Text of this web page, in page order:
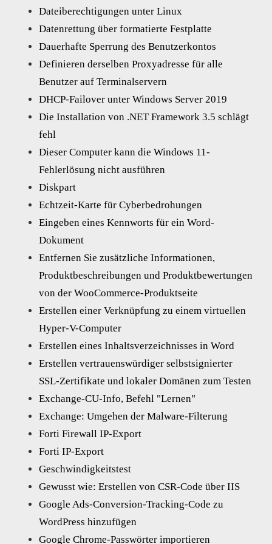
Dateiberechtigungen unter Linux
Datenrettung über formatierte Festplatte
Dauerhafte Sperrung des Benutzerkontos
Definieren derselben Proxyadresse für alle
Benutzer auf Terminalservern
DHCP-Failover unter Windows Server 2019
Die Installation von .NET Framework 3.5 schlägt
fehl
Dieser Computer kann die Windows 11-
Fehlerlösung nicht ausführen
Diskpart
Echtzeit-Karte für Cyberbedrohungen
Eingeben eines Kennworts für ein Word-
Dokument
Entfernen Sie zusätzliche Informationen,
Produktbeschreibungen und Produktbewertungen
von der WooCommerce-Produktseite
Erstellen einer Verknüpfung zu einem virtuellen
Hyper-V-Computer
Erstellen eines Inhaltsverzeichnisses in Word
Erstellen vertrauenswürdiger selbstsignierter
SSL-Zertifikate und lokaler Domänen zum Testen
Exchange-CU-Info, Befehl "Lernen"
Exchange: Umgehen der Malware-Filterung
Forti Firewall IP-Export
Forti IP-Export
Geschwindigkeitstest
Gewusst wie: Erstellen von CSR-Code über IIS
Google Ads-Conversion-Tracking-Code zu
WordPress hinzufügen
Google Chrome-Passwörter importieren